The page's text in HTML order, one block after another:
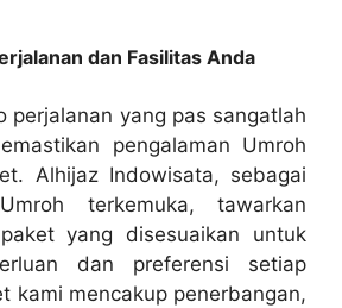
dan Fasilitas Anda
perjalanan yang pas sangatlah
pengalaman Umroh
Alhijaz Indowisata, sebagai
terkemuka, tawarkan
yang disesuaikan untuk
dan preferensi setiap
kami mencakup penerbangan,